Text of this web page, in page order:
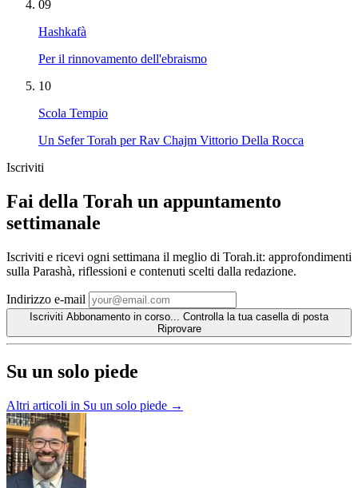
09
Hashkafà
Per il rinnovamento dell'ebraismo
10
Scola Tempio
Un Sefer Torah per Rav Chajm Vittorio Della Rocca
Iscriviti
Fai della Torah un appuntamento
settimanale
Iscriviti e ricevi ogni settimana il meglio di Torah.it: approfondimenti
sulla Parashà, riflessioni e contenuti scelti dalla redazione.
Indirizzo e-mail
Iscriviti Abbonamento in corso... Controlla la tua casella di posta
Riprovare
Su un solo piede
Altri articoli in Su un solo piede →